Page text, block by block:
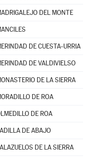
DEL MONTE
DE CUESTA-URRIA
DE VALDIVIELSO
DE LA SIERRA
DE ROA
DE ROA
DE ABAJO
DE LA SIERRA